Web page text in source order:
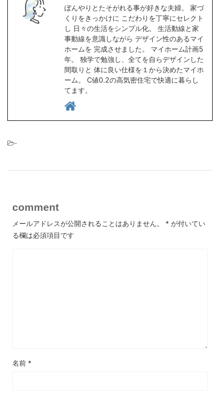
ぼんやりとたそがれる事が好きな夫婦。 家づ
くりをきっかけに こだわりを丁寧にセレクト
し 日々の生活をシンプル化。 生活動線と家
事動線を意識しながら デザイン性のあるマイ
ホームを 完成させました。 マイホーム計画5
年。 独学で勉強し、全てを自らデザインした
間取りと 体に良い仕様を１から決めたマイホ
ーム。 C値0.2の高気密住宅で快適に暮らし
てます。
-
comment
メールアドレスが公開されることはありません。 * が付いてい
る欄は必須項目です
名前 *